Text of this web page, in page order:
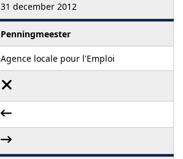
31 december 2012
Penningmeester
Agence locale pour l'Emploi